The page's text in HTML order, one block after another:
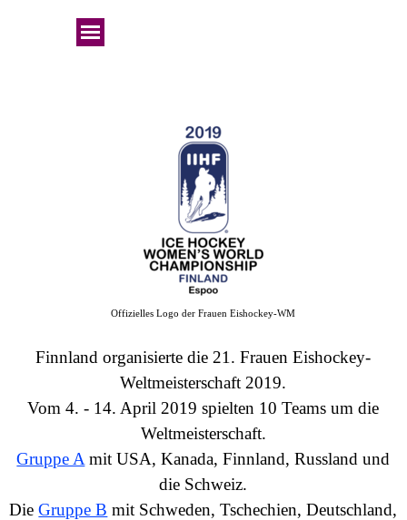
Offizielles Logo der Frauen Eishockey-WM
Finnland organisierte die 21. Frauen Eishockey-
Weltmeisterschaft 2019.
Vom 4. - 14. April 2019 spielten 10 Teams um die
Weltmeisterschaft.
Gruppe A mit USA, Kanada, Finnland, Russland und
die Schweiz.
DieGruppe B mit Schweden, Tschechien,Deutschland,